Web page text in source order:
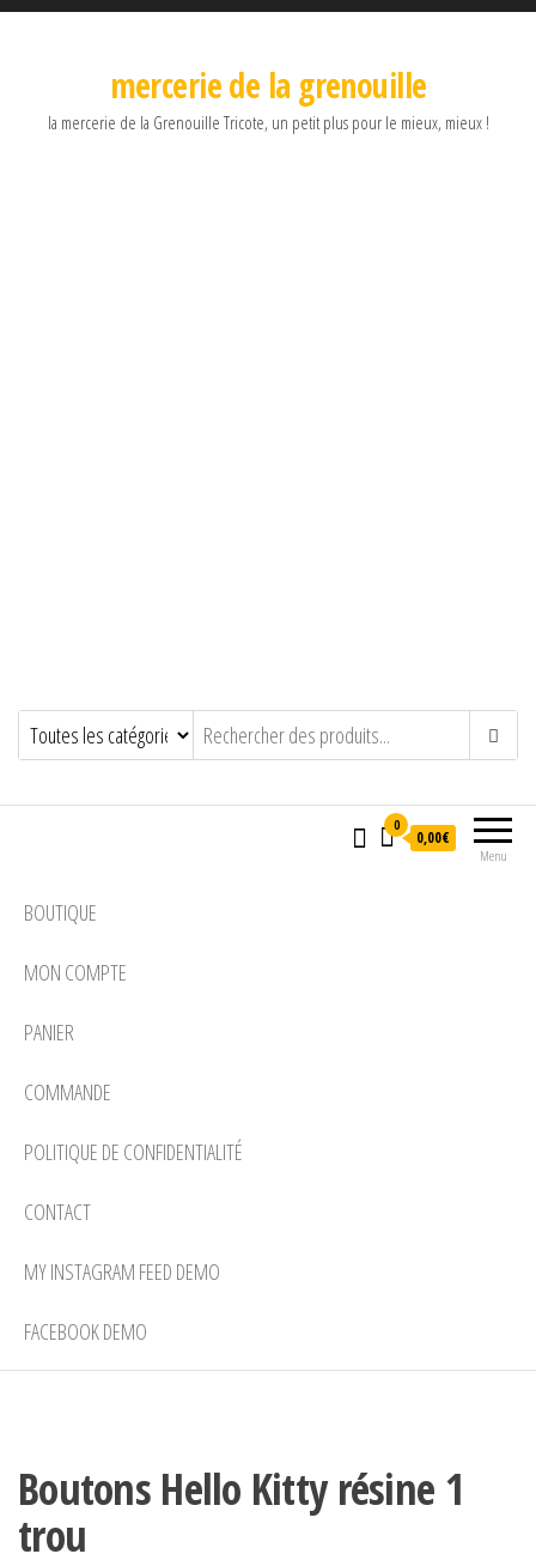
mercerie de la grenouille
la mercerie de la Grenouille Tricote, un petit plus pour le mieux, mieux !
Menu
0
0,00€
BOUTIQUE
MON COMPTE
PANIER
COMMANDE
POLITIQUE DE CONFIDENTIALITÉ
CONTACT
MY INSTAGRAM FEED DEMO
FACEBOOK DEMO
Boutons Hello Kitty résine 1
trou